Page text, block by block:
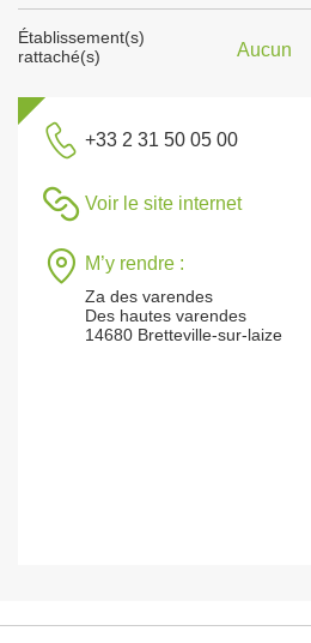
Établissement(s)
rattaché(s)
Aucun
+33 2 31 50 05 00
Voir le site internet
M’y rendre :
Za des varendes
Des hautes varendes
14680 Bretteville-sur-laize